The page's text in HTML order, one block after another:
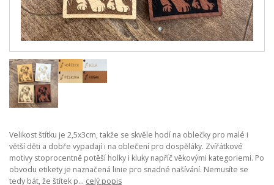
Velikost štítku je 2,5x3cm, takže se skvěle hodí na oblečky pro malé i
větší děti a dobře vypadají i na oblečení pro dospěláky. Zvířátkové
motivy stoprocentně potěší holky i kluky napříč věkovými kategoriemi. Po
obvodu etikety je naznačená linie pro snadné našívání. Nemusíte se
tedy bát, že štítek p... celý popis